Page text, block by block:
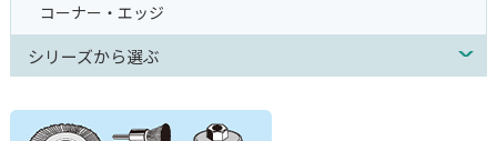
コーナー・エッジ
シリーズから選ぶ